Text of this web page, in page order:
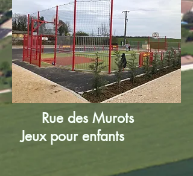
Rue des Murots
Jeux pour enfants